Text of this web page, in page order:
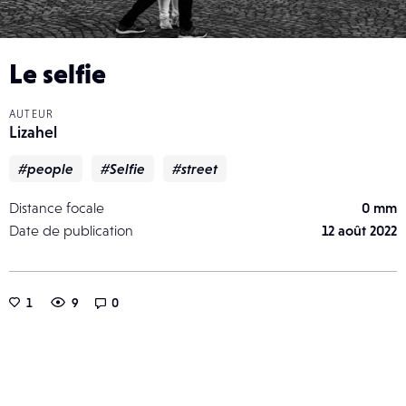
Le selfie
AUTEUR
Lizahel
#people #Selfie #street
Distance focale
0 mm
Date de publication
12 août 2022
1 9 0